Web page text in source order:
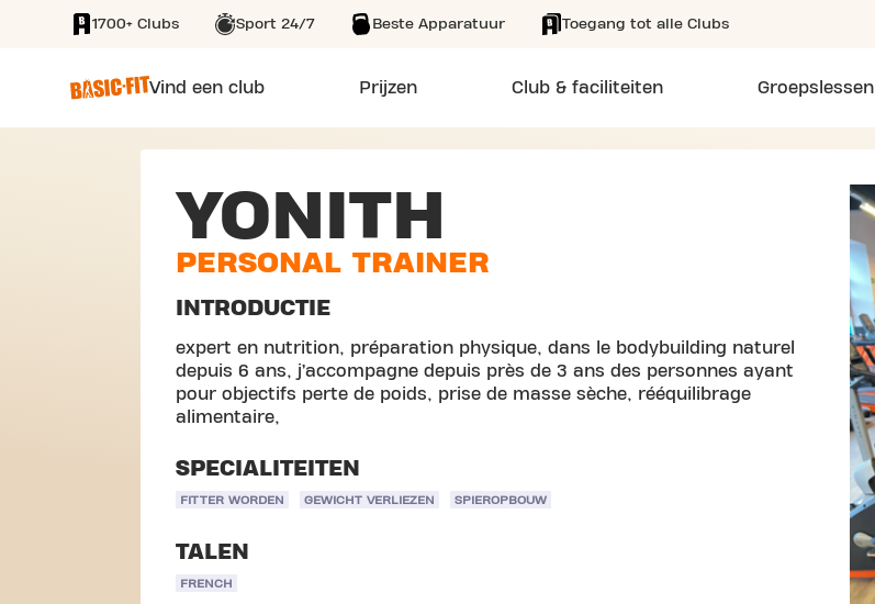
SKIP TO MAIN CONTENT
1700+ Clubs Sport 24/7 Beste Apparatuur Toegang tot alle Clubs
Vind een club Prijzen Club & faciliteiten Groepslessen
YONITH
PERSONAL TRAINER
INTRODUCTIE
expert en nutrition, préparation physique, dans le bodybuilding naturel
depuis 6 ans, j’accompagne depuis près de 3 ans des personnes ayant
pour objectifs perte de poids, prise de masse sèche, rééquilibrage
alimentaire,
SPECIALITEITEN
FITTER WORDEN GEWICHT VERLIEZEN SPIEROPBOUW
TALEN
FRENCH